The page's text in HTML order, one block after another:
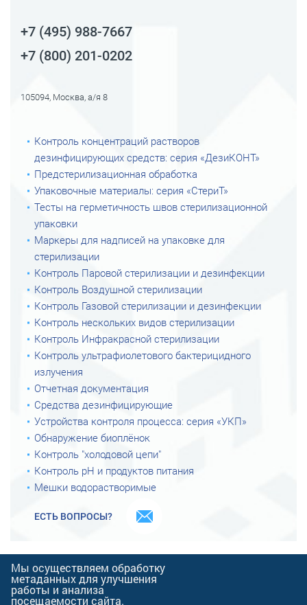
+7 (495) 988-7667
+7 (800) 201-0202
105094, Москва, а/я 8
Контроль концентраций растворов
дезинфицирующих средств: серия «ДезиКОНТ»
Предстерилизационная обработка
Упаковочные материалы: серия «СтериТ»
Тесты на герметичность швов стерилизационной
упаковки
Маркеры для надписей на упаковке для
стерилизации
Контроль Паровой стерилизации и дезинфекции
Контроль Воздушной стерилизации
Контроль Газовой стерилизации и дезинфекции
Контроль нескольких видов стерилизации
Контроль Инфракрасной стерилизации
Контроль ультрафиолетового бактерицидного
излучения
Отчетная документация
Средства дезинфицирующие
Устройства контроля процесса: серия «УКП»
Обнаружение биоплёнок
Контроль "холодовой цепи"
Контроль рН и продуктов питания
Мешки водорастворимые
ЕСТЬ ВОПРОСЫ?
© 2026 Научно-
Мы осуществляем обработку
метаданных для улучшения
работы и анализа
посещаемости сайта.